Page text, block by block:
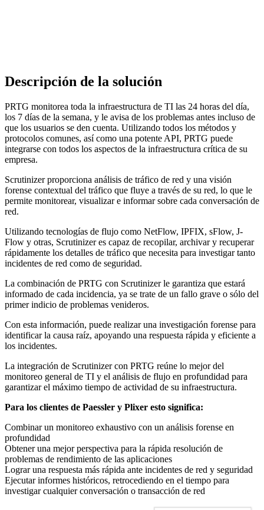
Descripción de la solución
PRTG monitorea toda la infraestructura de TI las 24 horas del día,
los 7 días de la semana, y le avisa de los problemas antes incluso de
que los usuarios se den cuenta. Utilizando todos los métodos y
protocolos comunes, así como una potente API, PRTG puede
integrarse con todos los aspectos de la infraestructura crítica de su
empresa.
Scrutinizer proporciona análisis de tráfico de red y una visión
forense contextual del tráfico que fluye a través de su red, lo que le
permite monitorear, visualizar e informar sobre cada conversación de
red.
Utilizando tecnologías de flujo como NetFlow, IPFIX, sFlow, J-
Flow y otras, Scrutinizer es capaz de recopilar, archivar y recuperar
rápidamente los detalles de tráfico que necesita para investigar tanto
incidentes de red como de seguridad.
La combinación de PRTG con Scrutinizer le garantiza que estará
informado de cada incidencia, ya se trate de un fallo grave o sólo del
primer indicio de problemas venideros.
Con esta información, puede realizar una investigación forense para
identificar la causa raíz, apoyando una respuesta rápida y eficiente a
los incidentes.
La integración de Scrutinizer con PRTG reúne lo mejor del
monitoreo general de TI y el análisis de flujo en profundidad para
garantizar el máximo tiempo de actividad de su infraestructura.
Para los clientes de Paessler y Plixer esto significa:
Combinar un monitoreo exhaustivo con un análisis forense en
profundidad
Obtener una mejor perspectiva para la rápida resolución de
problemas de rendimiento de las aplicaciones
Lograr una respuesta más rápida ante incidentes de red y seguridad
Ejecutar informes históricos, retrocediendo en el tiempo para
investigar cualquier conversación o transacción de red